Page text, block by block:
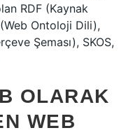
RDF (Kaynak
Ontoloji Dili),
Şeması), SKOS,
OLARAK
WEB